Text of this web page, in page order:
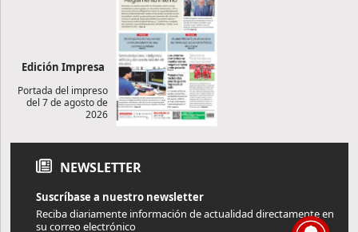
Edición Impresa
Portada del impreso
del 7 de agosto de
2026
NEWSLETTER
Suscríbase a nuestro newsletter
Reciba diariamente información de actualidad directamente en
su correo electrónico